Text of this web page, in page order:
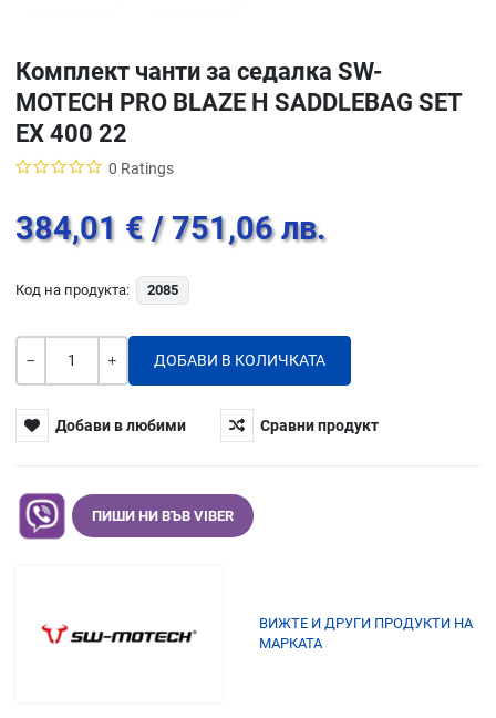
Комплект чанти за седалка SW-
MOTECH PRO BLAZE H SADDLEBAG SET
EX 400 22
0 Ratings
384,01 € / 751,06 лв.
Код на продукта: 2085
Количество
Добави в любими Сравни продукт
ПИШИ НИ ВЪВ VIBER
ВИЖТЕ И ДРУГИ ПРОДУКТИ НА
МАРКАТА